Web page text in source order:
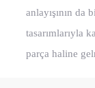
anlayışının da
tasarımlarıyla
parça haline